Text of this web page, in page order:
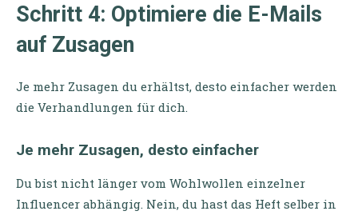
Schritt 4: Optimiere die E-Mails
auf Zusagen
Je mehr Zusagen du erhältst, desto einfacher werden
die Verhandlungen für dich.
Je mehr Zusagen, desto einfacher
Du bist nicht länger vom Wohlwollen einzelner
Influencer abhängig. Nein, du hast das Heft selber in